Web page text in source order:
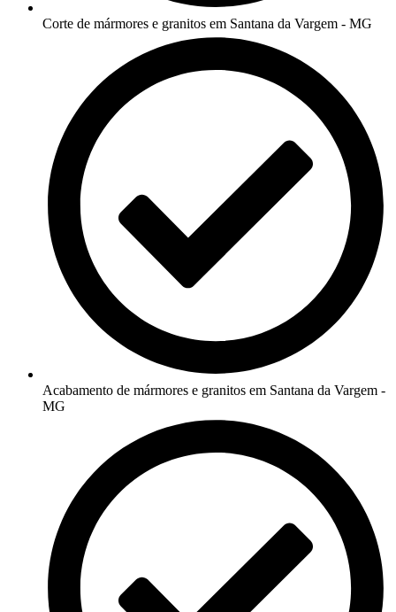
Corte de mármores e granitos em Santana da Vargem - MG
Acabamento de mármores e granitos em Santana da Vargem -
MG